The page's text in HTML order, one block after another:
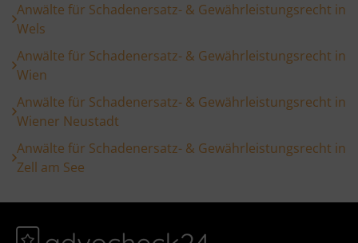
Anwälte für Schadenersatz- & Gewährleistungsrecht in
Wels
Anwälte für Schadenersatz- & Gewährleistungsrecht in
Wien
Anwälte für Schadenersatz- & Gewährleistungsrecht in
Wiener Neustadt
Anwälte für Schadenersatz- & Gewährleistungsrecht in
Zell am See